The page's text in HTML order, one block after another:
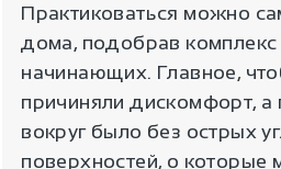
Практиковаться можно
дома, подобрав
начинающих. Главное,
причиняли дискомфорт, а
вокруг было без острых
поверхностей, о которые